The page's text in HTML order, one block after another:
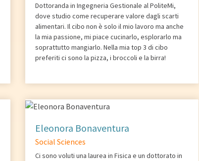
Dottoranda in Ingegneria Gestionale al PoliteMi,
dove studio come recuperare valore dagli scarti
alimentari. Il cibo non è solo il mio lavoro ma anche
la mia passione, mi piace cucinarlo, esplorarlo ma
soprattutto mangiarlo. Nella mia top 3 di cibo
preferiti ci sono la pizza, i broccoli e la birra!
Eleonora Bonaventura
Social Sciences
Ci sono voluti una laurea in Fisica e un dottorato in